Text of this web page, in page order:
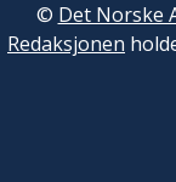
© Det Norske
Redaksjonen